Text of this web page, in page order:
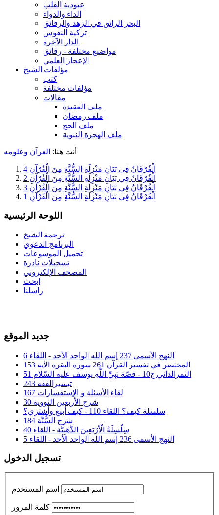
عبودية القلب
الداء والدواء
البحر الرائق في الزهد والرقائق
تزكية النفوس
الدار الآخرة
مواضيع مختلفة - رقائق
الإعجاز العلمي
مؤلفات الشيخ
كتب
مؤلفات مختلفة
مقالات
ملف العقيدة
ملف رمضان
ملف الحج
ملف الهجرة النبوية
أنت هنا: القرآن وعلومه
الْفُرْقَانُ فِي بَيَانِ مَنْزِلَةِ السُّنَّةِ مِنَ الْقُرْآنِ 4
الْفُرْقَانُ فِي بَيَانِ مَنْزِلَةِ السُّنَّةِ مِنَ الْقُرْآنِ 2
الْفُرْقَانُ فِي بَيَانِ مَنْزِلَةِ السُّنَّةِ مِنَ الْقُرْآنِ 3
الْفُرْقَانُ فِي بَيَانِ مَنْزِلَةِ السُّنَّةِ مِنَ الْقُرْآنِ 1
اللوحة الرئيسية
ترجمة الشيخ
البرنامج الدعوي
تحميل الموسوعات
تسجيلات نادرة
المصحف الإلكتروني
ابحث
راسلنا
جديد الموقع
النهج الأسمى 237 إسم الله الواحد الأحد - اللقاء 6
المختصر في تفسير القرآن 261 سورة البقرة الأية 153
الثمرالداني ج10 - قصّة نَبِيِّ اللَّهِ يوسف عليه السّلام 51
تيسيرالفقه 243
لقاء الأسئلة و الإستفسارات 167
شرح الأربعين النووية 30
سلسلة كيف؟ اللقاء 110 - كيف أبيع وأشتري؟
شرح السُّنَّة 184
سِلْسِلَةُ الْأرْبَعِينَ الذَّهَبِيَّة - اللقاء 40
النهج الأسمى 236 إسم الله الواحد الأحد - اللقاء 5
تسجيل الدخول
اسم المستخدم
كلمة المرور